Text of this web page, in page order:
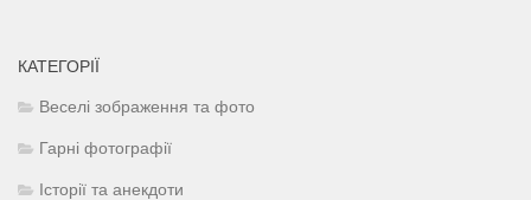
КАТЕГОРІЇ
Веселі зображення та фото
Гарні фотографії
Історії та анекдоти